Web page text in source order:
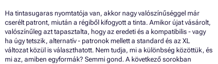
Ha tintasugaras nyomtatója van, akkor nagy valószínűséggel már
cserélt patront, miután a régiből kifogyott a tinta. Amikor újat vásárolt,
valószínűleg azt tapasztalta, hogy az eredeti és a kompatibilis - vagy
ha úgy tetszik, alternatív - patronok mellett a standard és az XL
változat közül is választhatott. Nem tudja, mi a különbség közöttük, és
mi az, amiben egyformák? Semmi gond. A következő sorokban